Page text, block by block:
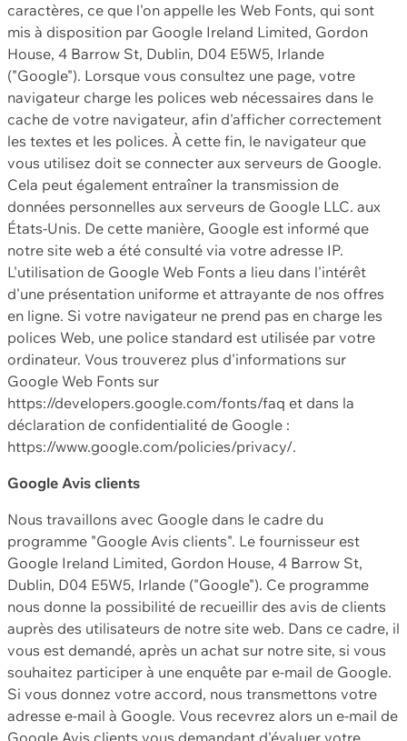
caractères, ce que l'on appelle les Web Fonts, qui sont
mis à disposition par Google Ireland Limited, Gordon
House, 4 Barrow St, Dublin, D04 E5W5, Irlande
("Google"). Lorsque vous consultez une page, votre
navigateur charge les polices web nécessaires dans le
cache de votre navigateur, afin d'afficher correctement
les textes et les polices. À cette fin, le navigateur que
vous utilisez doit se connecter aux serveurs de Google.
Cela peut également entraîner la transmission de
données personnelles aux serveurs de Google LLC. aux
États-Unis. De cette manière, Google est informé que
notre site web a été consulté via votre adresse IP.
L'utilisation de Google Web Fonts a lieu dans l'intérêt
d'une présentation uniforme et attrayante de nos offres
en ligne. Si votre navigateur ne prend pas en charge les
polices Web, une police standard est utilisée par votre
ordinateur. Vous trouverez plus d'informations sur
Google Web Fonts sur
https://developers.google.com/fonts/faq et dans la
déclaration de confidentialité de Google :
https://www.google.com/policies/privacy/.
Google Avis clients
Nous travaillons avec Google dans le cadre du
programme "Google Avis clients". Le fournisseur est
Google Ireland Limited, Gordon House, 4 Barrow St,
Dublin, D04 E5W5, Irlande ("Google"). Ce programme
nous donne la possibilité de recueillir des avis de clients
auprès des utilisateurs de notre site web. Dans ce cadre, il
vous est demandé, après un achat sur notre site, si vous
souhaitez participer à une enquête par e-mail de Google.
Si vous donnez votre accord, nous transmettons votre
adresse e-mail à Google. Vous recevrez alors un e-mail de